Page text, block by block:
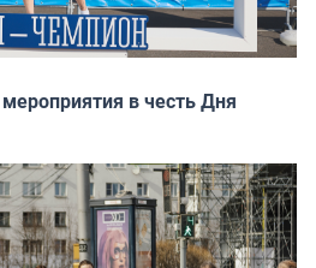
в честь Дня